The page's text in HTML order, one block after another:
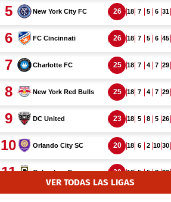
VER TODAS LAS LIGAS